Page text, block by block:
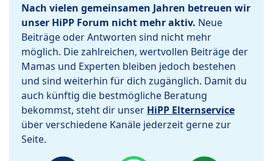
Nach vielen gemeinsamen Jahren betreuen wir
unser HiPP Forum nicht mehr aktiv. Neue
Beiträge oder Antworten sind nicht mehr
möglich. Die zahlreichen, wertvollen Beiträge der
Mamas und Experten bleiben jedoch bestehen
und sind weiterhin für dich zugänglich. Damit du
auch künftig die bestmögliche Beratung
bekommst, steht dir unser HiPP Elternservice
über verschiedene Kanäle jederzeit gerne zur
Seite.